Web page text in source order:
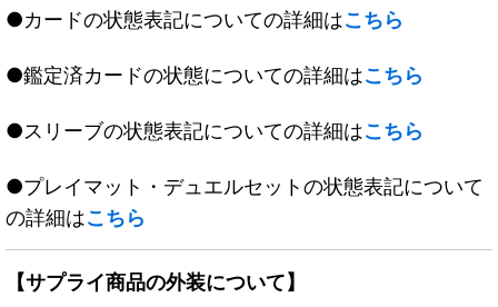
●カードの状態表記についての詳細はこちら
●鑑定済カードの状態についての詳細はこちら
●スリーブの状態表記についての詳細はこちら
●プレイマット・デュエルセットの状態表記について
の詳細はこちら
【サプライ商品の外装について】